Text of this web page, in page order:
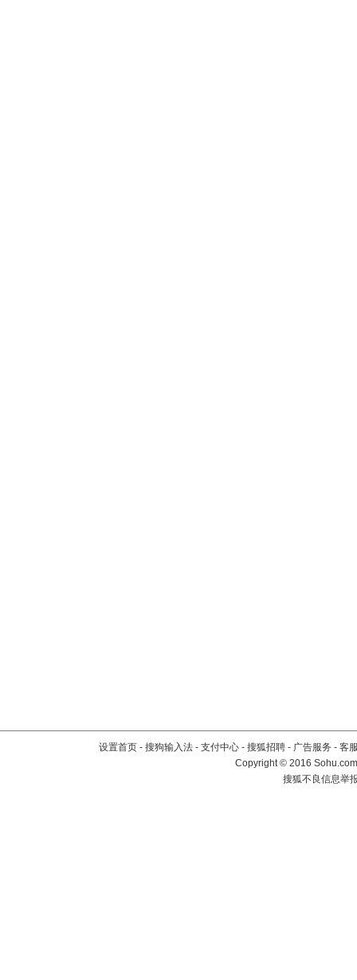
设置首页 - 搜狗输入法 - 支付中心 - 搜狐招聘 - 广告服务 - 客
Copyright©2016
搜狐不良信息举